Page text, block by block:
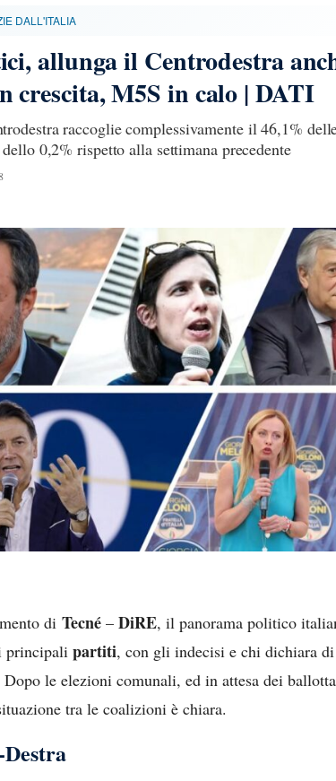
DALL'ITALIA
allunga il Centrodestra
crescita, M5S in calo | DATI
raccoglie complessivamente il 46,1%
0,2% rispetto alla settimana precedente
di Tecné – DiRE, il panorama politico
principali partiti, con gli indecisi e chi dichiara
le elezioni comunali, ed in attesa dei
tra le coalizioni è chiara.